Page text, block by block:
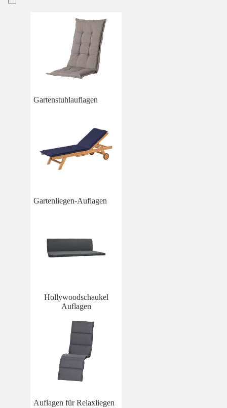
Gartenstuhlauflagen
Gartenliegen-Auflagen
Hollywoodschaukel
Auflagen
Auflagen für Relaxliegen